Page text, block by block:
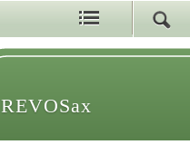
REVOSax